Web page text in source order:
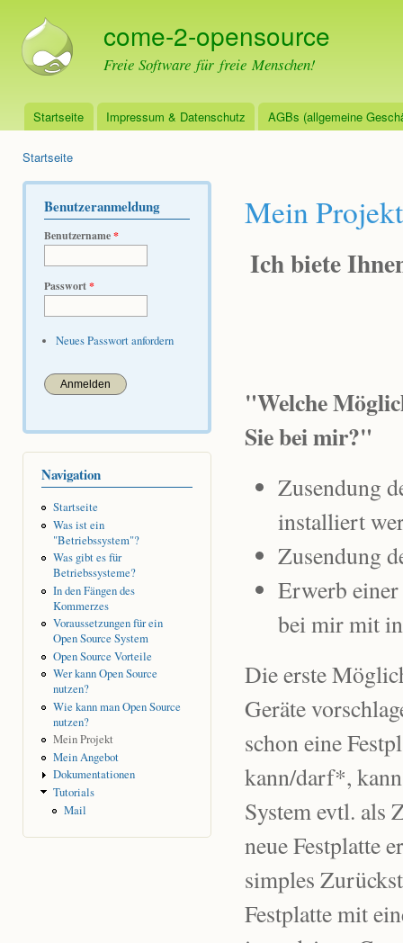
come-2-opensource
Freie Software für freie Menschen!
Hauptmenü
Startseite Impressum & Datenschutz AGBs (allgemeine
Startseite
Benutzeranmeldung
Benutzername*
Passwort*
Neues Passwort anfordern
Navigation
Startseite
Was ist ein
"Betriebssystem"?
Was gibt es für
Betriebssysteme?
In den Fängen des
Kommerzes
Voraussetzungen für ein
Open Source System
Open Source Vorteile
Wer kann Open Source
nutzen?
Wie kann man Open Source
nutzen?
Mein Projekt
Mein Angebot
Dokumentationen
Tutorials
Mail
Mein Projekt
Ich biete
"Welche
Sie bei mir?"
Zusendung
installiert
Zusendung
Erwerb
bei mir mit
Die erste
Geräte
schon eine
kann/darf*,
System evtl. als
neue Festplatte
simples
Festplatte mit